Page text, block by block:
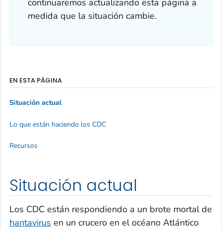
continuaremos actualizando esta página a
medida que la situación cambie.
Situación actual
Los CDC están respondiendo a un brote mortal de
hantavirus en un crucero en el océano Atlántico
EN ESTA PÁGINA
Situación actual
Lo que están haciendo los CDC
Recursos